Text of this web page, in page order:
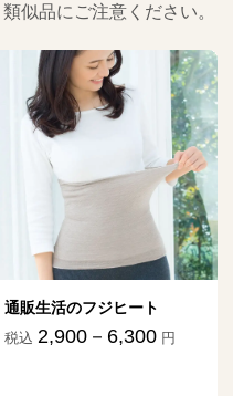
似品にご注意ください。
通販生活のフジヒート
税込 2,900－6,300 円